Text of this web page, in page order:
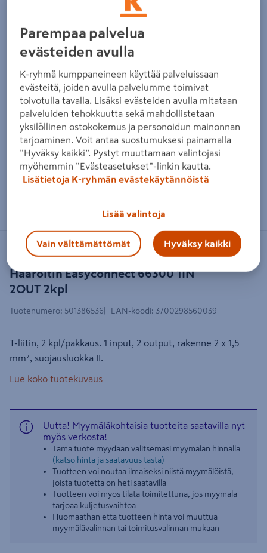
Haaroitin Easyconnect 66300 1IN
2OUT 2kpl
EASY CONNECT
Tuotenumero: 501386536 EAN-koodi: 3700298560039
T-liitin, 2 kpl/pakkaus. 1 input, 2 output, rakenne 2 x 1,5
mm², suojausluokka II.
Lue koko tuotekuvaus
Uutta! Myymäläkohtaisia tuotteita saatavilla nyt
myös verkosta!
Tämä tuote myydään valitsemasi myymälän hinnalla
(katso hinta ja saatavuus tästä)
Tuotteen voi noutaa ilmaiseksi niistä myymälöistä,
joista tuotetta on heti saatavilla
Tuotteen voi myös tilata toimitettuna, jos myymälä
tarjoaa kuljetusvaihtoa
Huomaathan että tuotteen hinta voi muuttua
myymälävalinnan tai toimitusvalinnan mukaan
Parempaa palvelua
evästeiden avulla
K-ryhmä kumppaneineen käyttää palveluissaan
evästeitä, joiden avulla palvelumme toimivat
toivotulla tavalla. Lisäksi evästeiden avulla mitataan
palveluiden tehokkuutta sekä mahdollistetaan
yksilöllinen ostokokemus ja personoidun mainonnan
tarjoaminen. Voit antaa suostumuksesi painamalla
”Hyväksy kaikki”. Pystyt muuttamaan valintojasi
myöhemmin ”Evästeasetukset”-linkin kautta.
Lisätietoja K-ryhmän evästekäytännöistä
Lisää valintoja
Vain välttämättömät Hyväksy kaikki